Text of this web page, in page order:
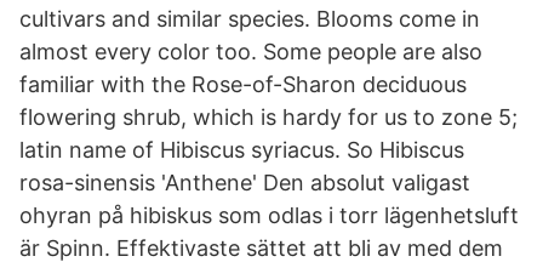
cultivars and similar species. Blooms come in
almost every color too. Some people are also
familiar with the Rose-of-Sharon deciduous
flowering shrub, which is hardy for us to zone 5;
latin name of Hibiscus syriacus. So Hibiscus
rosa-sinensis 'Anthene' Den absolut valigast
ohyran på hibiskus som odlas i torr lägenhetsluft
är Spinn. Effektivaste sättet att bli av med dem